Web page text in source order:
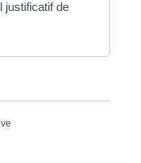
justificatif de